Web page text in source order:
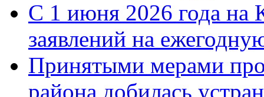
С 1 июня 2026 года на
заявлений на
Принятыми мерами
района добилась